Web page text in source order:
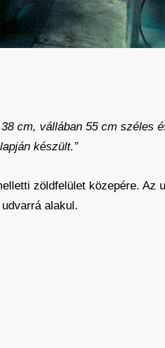
cm, vállában 55 cm széles
készült.”
zöldfelület közepére. Az
alakul.